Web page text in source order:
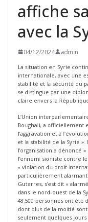
affiche
avec la
04/12/2024 admin
La situation en Syrie
internationale, avec une
stabilité et la sécurité du
se distingue par une
claire envers la
L’Union
Boughali, a officiellement
l’aggravation et à
et la stabilité de la Syrie
l’organisation a dénoncé
l’ennemi sioniste contre
« violation du droit
particulièrement
Guterres, s’est dit «
dans le nord-ouest de la
48.500 personnes ont été
dont plus de la moitié
seulement quelques jours